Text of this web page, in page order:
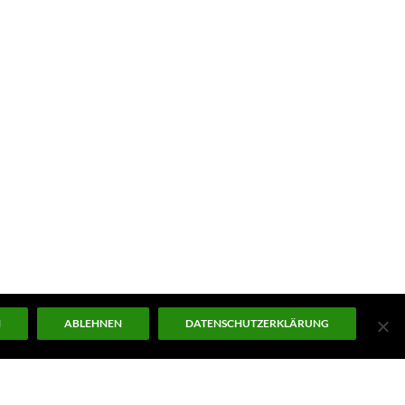
ABLEHNEN DATENSCHUTZERKLÄRUNG